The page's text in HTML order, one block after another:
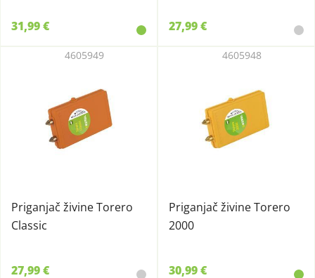
31,99 € 27,99 €
Priganjač živine Torero
Classic
4605949
27,99 €
Priganjač živine Torero
2000
4605948
30,99 €